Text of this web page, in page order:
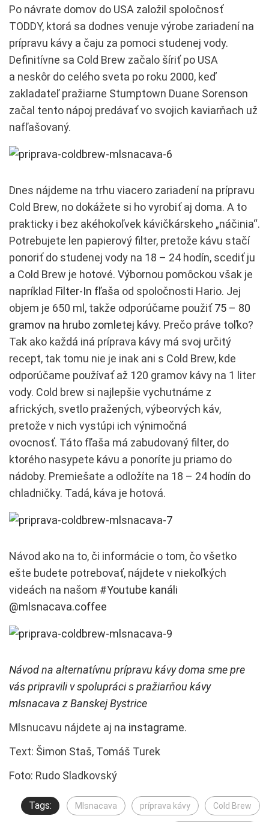
Po návrate domov do USA založil spoločnosť
TODDY, ktorá sa dodnes venuje výrobe zariadení na
prípravu kávy a čaju za pomoci studenej vody.
Definitívne sa Cold Brew začalo šíriť po USA
a neskôr do celého sveta po roku 2000, keď
zakladateľ pražiarne Stumptown Duane Sorenson
začal tento nápoj predávať vo svojich kaviarňach už
nafľašovaný.
Dnes nájdeme na trhu viacero zariadení na prípravu
Cold Brew, no dokážete si ho vyrobiť aj doma. A to
prakticky i bez akéhokoľvek kávičkárskeho „náčinia“.
Potrebujete len papierový filter, pretože kávu stačí
ponoriť do studenej vody na 18 – 24 hodín, scediť ju
a Cold Brew je hotové. Výbornou pomôckou však je
napríklad Filter-In fľaša od spoločnosti Hario. Jej
objem je 650 ml, takže odporúčame použiť75 – 80
gramov na hrubo zomletej kávy. Prečo práve toľko?
Tak ako každá iná príprava kávy má svoj určitý
recept, tak tomu nie je inak ani s Cold Brew, kde
odporúčame používať až 120 gramov kávy na 1 liter
vody. Cold brew si najlepšie vychutnáme z
afrických, svetlo pražených, výbeorvých káv,
pretože v nich vystúpi ich výnimočná
ovocnosť. Táto fľaša má zabudovaný filter, do
ktorého nasypete kávu a ponoríte ju priamo do
nádoby. Premiešate a odložíte na 18 – 24 hodín do
chladničky. Tadá, káva je hotová.
Návod ako na to, či informácie o tom, čo všetko
ešte budete potrebovať, nájdete v niekoľkých
videách na našom #Youtube kanáli
@mlsnacava.coffee
Návod na alternatívnu prípravu kávy doma sme pre
vás pripravili v spolupráci s pražiarňou kávy
mlsnacava z Banskej Bystrice
Mlsnucavu nájdete aj na instagrame.
Text: Šimon Staš, Tomáš Turek
Foto: Rudo Sladkovský
Tags: Mlsnacava príprava kávy Cold Brew